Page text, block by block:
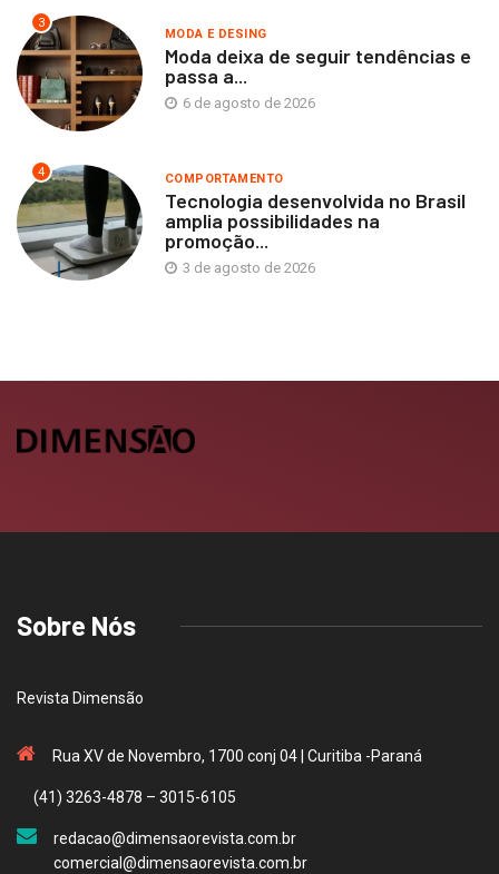
3
MODA E DESING
Moda deixa de seguir tendências e
passa a...
6 de agosto de 2026
4 COMPORTAMENTO
Tecnologia desenvolvida no Brasil
amplia possibilidades na
promoção...
3 de agosto de 2026
Sobre Nós
Revista Dimensão
Rua XV de Novembro, 1700 conj 04 | Curitiba -Paraná
(41) 3263-4878 – 3015-6105
redacao@dimensaorevista.com.br
comercial@dimensaorevista.com.br